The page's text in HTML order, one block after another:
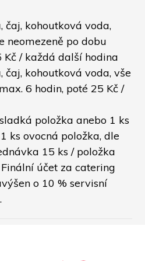
čaj, kohoutková voda,
neomezeně po dobu
Kč / každá další hodina
čaj, kohoutková voda, vše
6 hodin, poté 25 Kč /
položka anebo 1 ks
ks ovocná položka, dle
15 ks / položka
účet za catering
o 10 % servisní